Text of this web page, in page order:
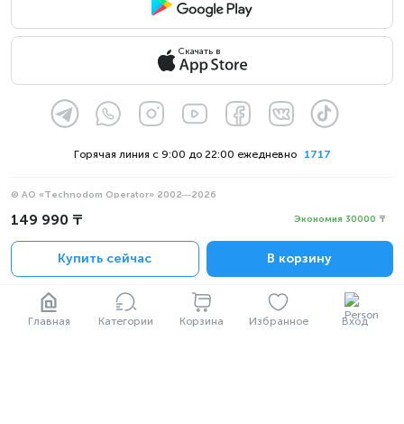
Главная Категории Корзина Избранное Вход
149 990 ₸ Экономия 30000 ₸
Купить сейчас В корзину
Скачать в
1717
Горячая линия с 9:00 до 22:00 ежедневно
© АО «Technodom Operator» 2002—2026
Мы принимаем:
Политика конфиденциальности